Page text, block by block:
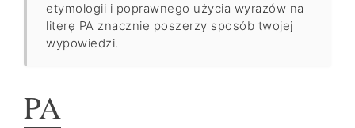
etymologii i poprawnego użycia wyrazów na
literę PA znacznie poszerzy sposób twojej
wypowiedzi.
PA